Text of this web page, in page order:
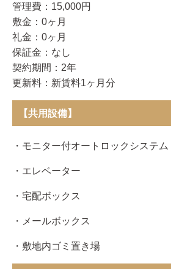
管理費：15,000円
敷金：0ヶ月
礼金：0ヶ月
保証金：なし
契約期間：2年
更新料：新賃料1ヶ月分
【共用設備】
・モニター付オートロックシステム
・エレベーター
・宅配ボックス
・メールボックス
・敷地内ゴミ置き場